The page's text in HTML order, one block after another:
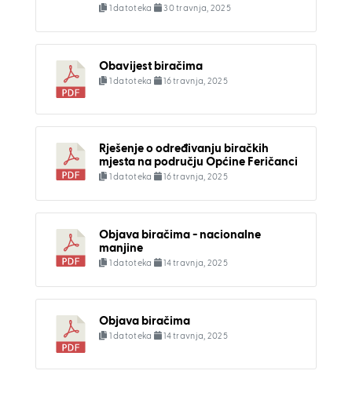
1 datoteka 30 travnja, 2025
Obavijest biračima
1 datoteka 16 travnja, 2025
Rješenje o određivanju biračkih
mjesta na području Općine Feričanci
1 datoteka 16 travnja, 2025
Objava biračima - nacionalne
manjine
1 datoteka 14 travnja, 2025
Objava biračima
1 datoteka 14 travnja, 2025